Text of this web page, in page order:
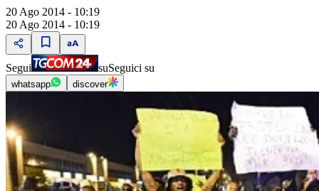
20 Ago 2014 - 10:19
20 Ago 2014 - 10:19
Segui suSeguici su
whatsapp discover